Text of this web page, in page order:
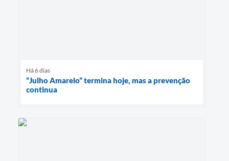
Há 6 dias
“Julho Amarelo” termina hoje, mas a prevenção
continua